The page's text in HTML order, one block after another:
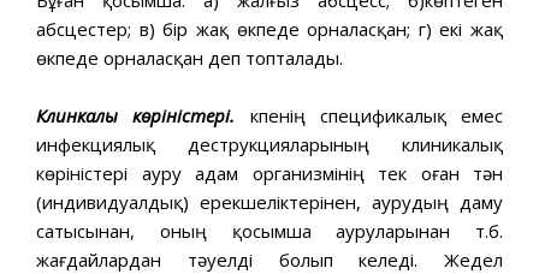
абсцестер; в) бір жақ өкпеде орналасқан; г) екі жақ
өкпеде орналасқан деп топталады.
Клинкалық көріністері. Өкпенің спецификалық емес
инфекциялық деструкцияларының клиникалық
көріністері ауру адам организмінің тек оған тән
(индивидуалдық) ерекшеліктерінен, аурудың даму
сатысынан, оның қосымша ауруларынан т.б.
жағдайлардан тәуелді болып келеді. Жедел